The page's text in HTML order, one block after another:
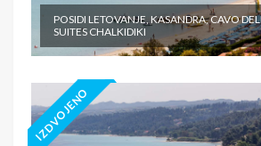
POSIDI LETOVANJE, KASANDRA, CAVO
SUITES CHALKIDIKI
IZDVOJENO